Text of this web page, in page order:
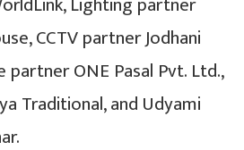
CCTV partner Jodhani
partner ONE Pasal Pvt. Ltd.,
Traditional, and Udyami